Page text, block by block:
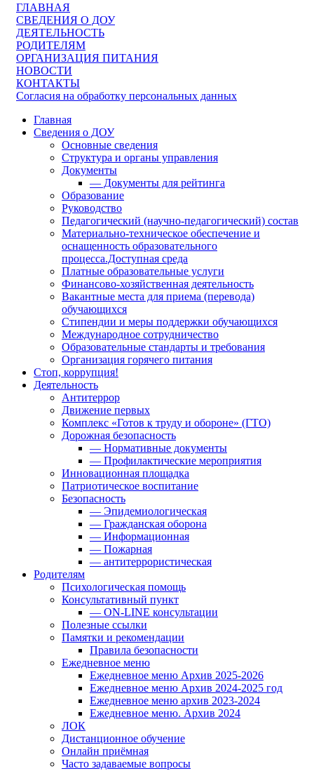
ГЛАВНАЯ
СВЕДЕНИЯ О ДОУ
ДЕЯТЕЛЬНОСТЬ
РОДИТЕЛЯМ
ОРГАНИЗАЦИЯ ПИТАНИЯ
НОВОСТИ
КОНТАКТЫ
Согласия на обработку персональных данных
Главная
Сведения о ДОУ
Основные сведения
Структура и органы управления
Документы
— Документы для рейтинга
Образование
Руководство
Педагогический (научно-педагогический) состав
Материально-техническое обеспечение и
оснащенность образовательного
процесса.Доступная среда
Платные образовательные услуги
Финансово-хозяйственная деятельность
Вакантные места для приема (перевода)
обучающихся
Стипендии и меры поддержки обучающихся
Международное сотрудничество
Образовательные стандарты и требования
Организация горячего питания
Стоп, коррупция!
Деятельность
Антитеррор
Движение первых
Комплекс «Готов к труду и обороне» (ГТО)
Дорожная безопасность
— Нормативные документы
— Профилактические мероприятия
Инновационная площадка
Патриотическое воспитание
Безопасность
— Эпидемиологическая
— Гражданская оборона
— Информационная
— Пожарная
— антитеррористическая
Родителям
Психологическая помощь
Консультативный пункт
— ON-LINE консультации
Полезные ссылки
Памятки и рекомендации
Правила безопасности
Ежедневное меню
Ежедневное меню Архив 2025-2026
Ежедневное меню Архив 2024-2025 год
Ежедневное меню архив 2023-2024
Ежедневное меню. Архив 2024
ЛОК
Дистанционное обучение
Онлайн приёмная
Часто задаваемые вопросы